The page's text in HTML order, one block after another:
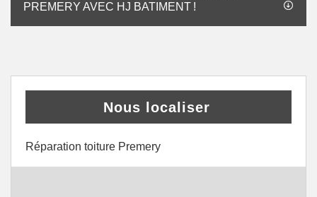
PREMERY AVEC HJ BATIMENT !
Nous localiser
Réparation toiture Premery